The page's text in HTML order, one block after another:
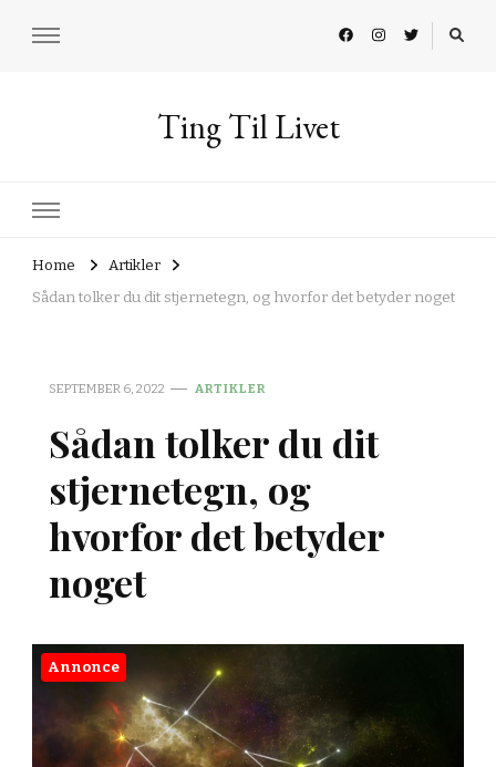
Ting Til Livet
Home
Artikler
Sådan tolker du dit stjernetegn, og hvorfor det betyder noget
SEPTEMBER 6, 2022 ARTIKLER
Sådan tolker du dit
stjernetegn, og
hvorfor det betyder
noget
Annonce